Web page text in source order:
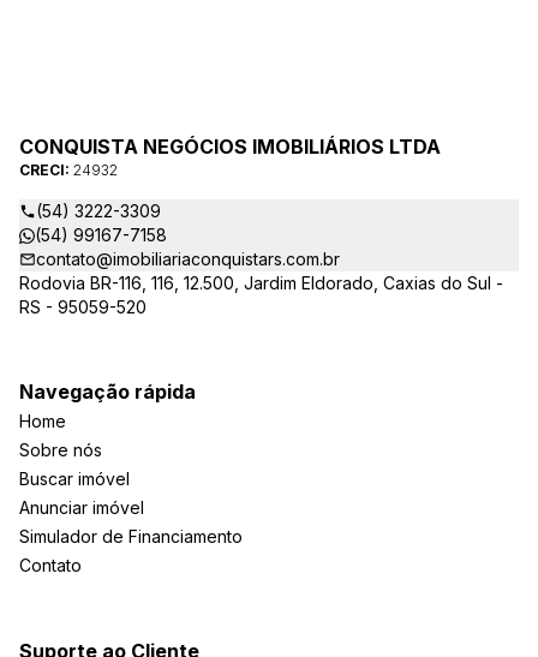
CONQUISTA NEGÓCIOS IMOBILIÁRIOS LTDA
CRECI: 24932
(54) 3222-3309
(54) 99167-7158
contato@imobiliariaconquistars.com.br
Rodovia BR-116, 116, 12.500, Jardim Eldorado, Caxias do Sul -
RS - 95059-520
Navegação rápida
Home
Sobre nós
Buscar imóvel
Anunciar imóvel
Simulador de Financiamento
Contato
Suporte ao Cliente